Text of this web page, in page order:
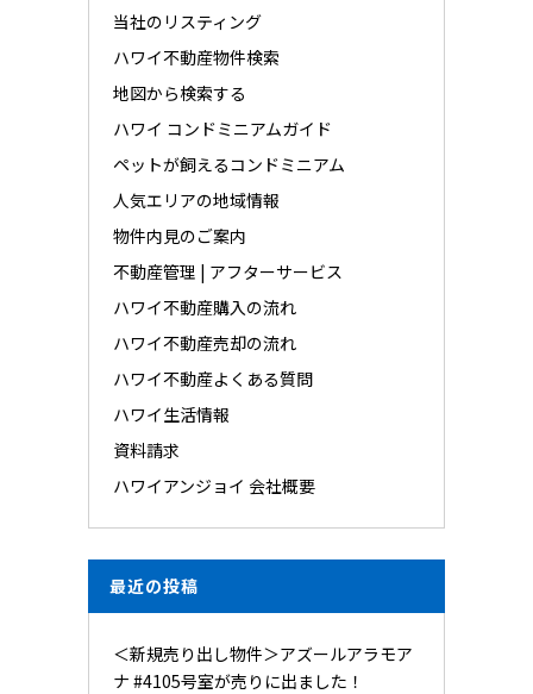
当社のリスティング
ハワイ不動産物件検索
地図から検索する
ハワイ コンドミニアムガイド
ペットが飼えるコンドミニアム
人気エリアの地域情報
物件内見のご案内
不動産管理 | アフターサービス
ハワイ不動産購入の流れ
ハワイ不動産売却の流れ
ハワイ不動産よくある質問
ハワイ生活情報
資料請求
ハワイアンジョイ 会社概要
最近の投稿
＜新規売り出し物件＞アズールアラモア
ナ #4105号室が売りに出ました！